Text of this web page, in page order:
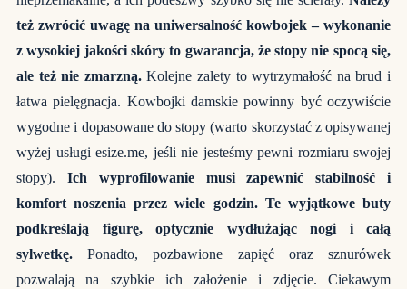
też zwrócić uwagę na uniwersalność kowbojek – wykonanie
z wysokiej jakości skóry to gwarancja, że stopy nie spocą się,
ale też nie zmarzną.Kolejne zalety to wytrzymałość na brud i
łatwa pielęgnacja. Kowbojki damskie powinny być oczywiście
wygodne i dopasowane do stopy (warto skorzystać z opisywanej
wyżej usługi esize.me, jeśli nie jesteśmy pewni rozmiaru swojej
stopy). Ich wyprofilowanie musi zapewnić stabilność i
komfort noszenia przez wiele godzin. Te wyjątkowe buty
podkreślają figurę, optycznie wydłużając nogi i całą
sylwetkę.Ponadto, pozbawione zapięć oraz sznurówek
pozwalają na szybkie ich założenie i zdjęcie. Ciekawym